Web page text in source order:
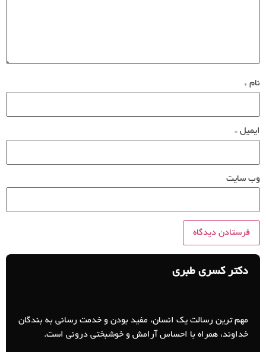
نام *
ایمیل *
وب‌ سایت
دکتر کسری طبری
مهم ترین رسالت یک انسان، مفید بودن و خدمت رسانی به بندگان
خداوند، همراه با احساس آرامش و خوشبختی درونی است.